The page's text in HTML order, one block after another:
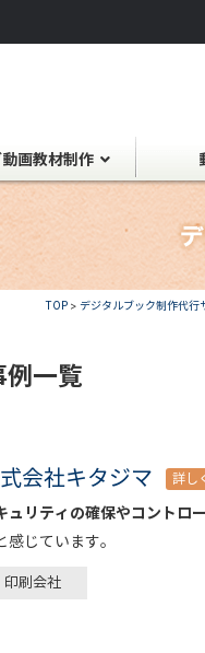
画教材制作
TOP > デジタルブック制作代行
例一覧
会社キタジマ 詳し
ュリティの確保やコントロ
感じています。
印刷会社